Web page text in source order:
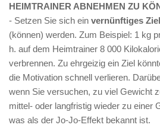
HEIMTRAINER ABNEHMEN ZU
- Setzen Sie sich ein vernünftiges Ziel
(können) werden. Zum Beispiel: 1 kg
h. auf dem Heimtrainer 8 000
verbrennen. Zu ehrgeizig ein Ziel
die Motivation schnell verlieren.
wenn Sie versuchen, zu viel Gewicht
mittel- oder langfristig wieder zu einer
was als der Jo-Jo-Effekt bekannt ist.